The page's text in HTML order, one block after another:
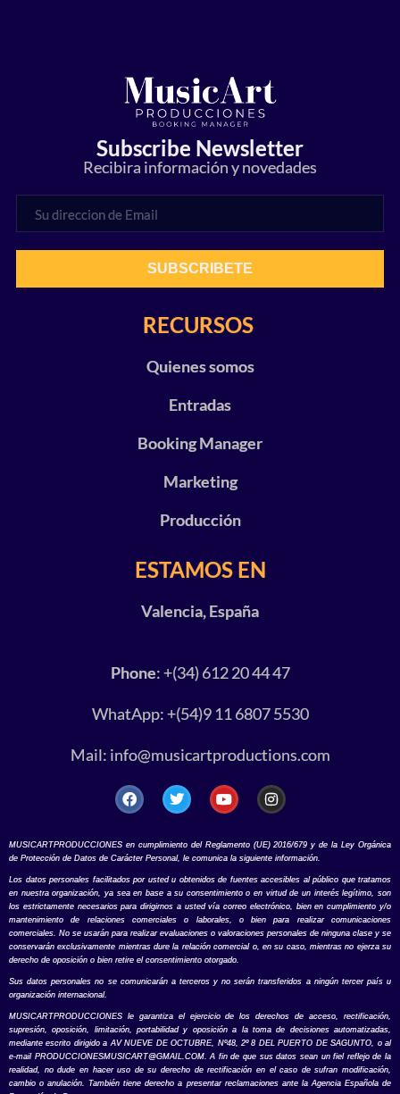
Subscribe Newsletter
Recibira información y novedades
SUBSCRIBETE
RECURSOS
Quienes somos
Entradas
Booking Manager
Marketing
Producción
ESTAMOS EN
Valencia, España
Phone: +(34) 612 20 44 47
WhatApp: +(54)9 11 6807 5530
Mail: info@musicartproductions.com
MUSICARTPRODUCCIONES en cumplimiento del Reglamento (UE) 2016/679 y de la Ley Orgánica
de Protección de Datos de Carácter Personal, le comunica la siguiente información.
Los datos personales facilitados por usted u obtenidos de fuentes accesibles al público que tratamos
en nuestra organización, ya sea en base a su consentimiento o en virtud de un interés legítimo, son
los estrictamente necesarios para dirigirnos a usted vía correo electrónico, bien en cumplimiento y/o
mantenimiento de relaciones comerciales o laborales, o bien para realizar comunicaciones
comerciales. No se usarán para realizar evaluaciones o valoraciones personales de ninguna clase y se
conservarán exclusivamente mientras dure la relación comercial o, en su caso, mientras no ejerza su
derecho de oposición o bien retire el consentimiento otorgado.
Sus datos personales no se comunicarán a terceros y no serán transferidos a ningún tercer país u
organización internacional.
MUSICARTPRODUCCIONES le garantiza el ejercicio de los derechos de acceso, rectificación,
supresión, oposición, limitación, portabilidad y oposición a la toma de decisiones automatizadas,
mediante escrito dirigido a AV NUEVE DE OCTUBRE, Nº48, 2º 8 DEL PUERTO DE SAGUNTO, o al
e-mail PRODUCCIONESMUSICART@GMAIL.COM. A fin de que sus datos sean un fiel reflejo de la
realidad, no dude en hacer uso de su derecho de rectificación en el caso de sufran modificación,
cambio o anulación. También tiene derecho a presentar reclamaciones ante la Agencia Española de